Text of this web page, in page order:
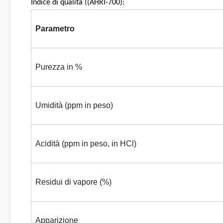
Indice di qualità ((AHRI-700):
Parametro
Purezza in %
Umidità (ppm in peso)
Acidità (ppm in peso, in HCl)
Residui di vapore (%)
Apparizione